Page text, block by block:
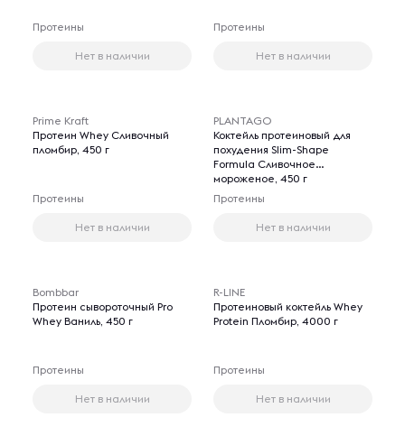
Протеины
Нет в наличии
Протеины
Нет в наличии
Prime Kraft
Протеин Whey Сливочный
пломбир, 450 г
Протеины
Нет в наличии
PLANTAGO
Коктейль протеиновый для
похудения Slim-Shape
Formula Сливочное
мороженое, 450 г
Протеины
Нет в наличии
Bombbar
Протеин сывороточный Pro
Whey Ваниль, 450 г
Протеины
Нет в наличии
R-LINE
Протеиновый коктейль Whey
Protein Пломбир, 4000 г
Протеины
Нет в наличии